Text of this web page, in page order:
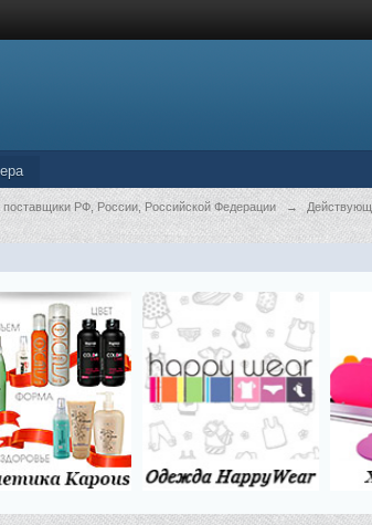
РФ, России, Российской Федерации →